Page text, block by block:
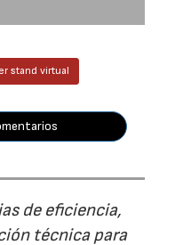
stand virtual
de eficiencia,
técnica para